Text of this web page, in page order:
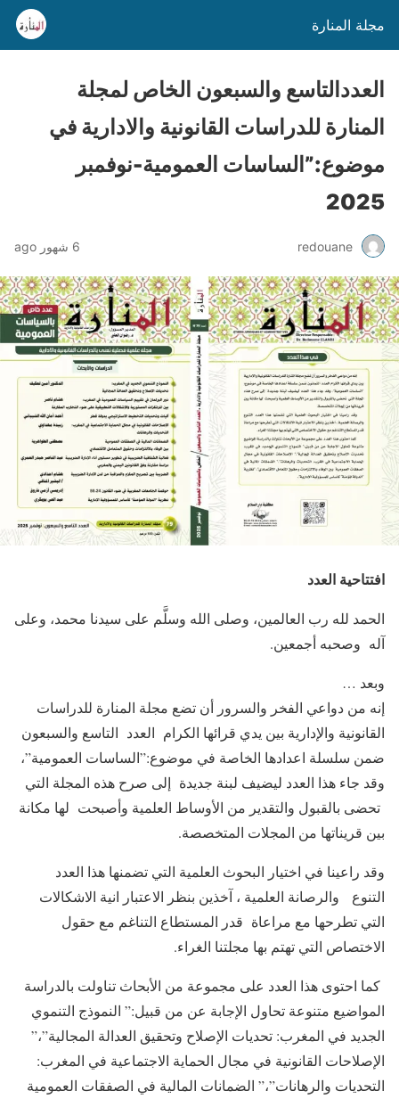
مجلة المنارة
العددالتاسع والسبعون الخاص لمجلة
المنارة للدراسات القانونية والادارية في
موضوع:”الساسات العمومية-نوفمبر
2025
redouane 6 شهور ago
افتتاحية العدد
الحمد لله رب العالمين، وصلى الله وسلَّم على سيدنا محمد، وعلى
آله وصحبه أجمعين.
وبعد …
إنه من دواعي الفخر والسرور أن تضع مجلة المنارة للدراسات
القانونية والإدارية بين يدي قرائها الكرام العدد التاسع والسبعون
ضمن سلسلة اعدادها الخاصة في موضوع:”الساسات العمومية”،
وقد جاء هذا العدد لیضیف لبنة جدیدة إلى صرح هذه المجلة التي
تحضى بالقبول والتقدير من الأوساط العلمية وأصبحت لها مكانة
بين قريناتها من المجلات المتخصصة.
وقد راعينا في اختيار البحوث العلمية التي تضمنها هذا العدد
التنوع والرصانة العلمية ، آخذين بنظر الاعتبار انية الاشكالات
التي تطرحها مع مراعاة قدر المستطاع التناغم مع حقول
الاختصاص التي تهتم بها مجلتنا الغراء.
كما احتوى هذا العدد على مجموعة من الأبحاث تناولت بالدراسة
المواضيع متنوعة تحاول الإجابة عن من قبيل:” النموذج التنموي
الجديد في المغرب: تحديات الإصلاح وتحقيق العدالة المجالية”،”
الإصلاحات القانونية في مجال الحماية الاجتماعية في المغرب:
التحديات والرهانات”،” الضمانات المالية في الصفقات العمومية